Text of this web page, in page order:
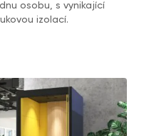
osobu, s vynikající
izolací.